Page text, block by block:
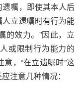
嘱，即使其本人后
立遗嘱时有行为能
的效力。”因此，立
或限制行为能力的
，“在立遗嘱时”这
注意几种情况：